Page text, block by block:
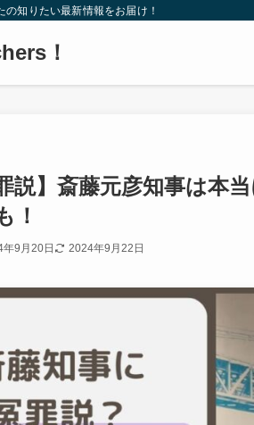
の知りたい最新情報をお届け！
！
説】斎藤元彦知事は本
！
9月20日 2024年9月22日